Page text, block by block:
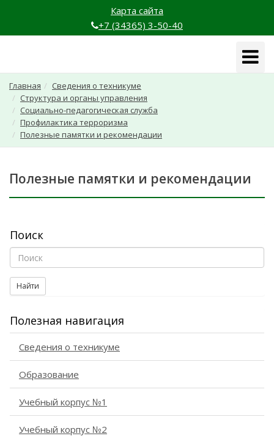
Карта сайта
+7 (34365) 3-50-40
Главная
Сведения о техникуме
Структура и органы управления
Социально-педагогическая служба
Профилактика терроризма
Полезные памятки и рекомендации
Полезные памятки и рекомендации
Поиск
Найти
Полезная навигация
Сведения о техникуме
Образование
Учебный корпус №1
Учебный корпус №2